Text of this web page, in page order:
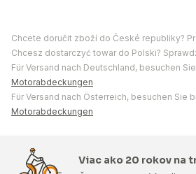
Chcete doručit zboží do České republiky?
Chcesz dostarczyć towar do Polski?
Für Versand nach Deutschland, besuchen
Motorabdeckungen
Für Versand nach Österreich, besuchen Sie
Motorabdeckungen
Viac ako 20 rokov na